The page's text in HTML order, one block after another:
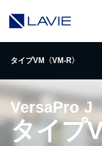
タイプVM〈VM-R〉
VersaPro J
タイプ